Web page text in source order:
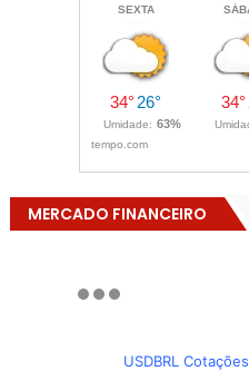
MERCADO FINANCEIRO
USDBRL Cotações